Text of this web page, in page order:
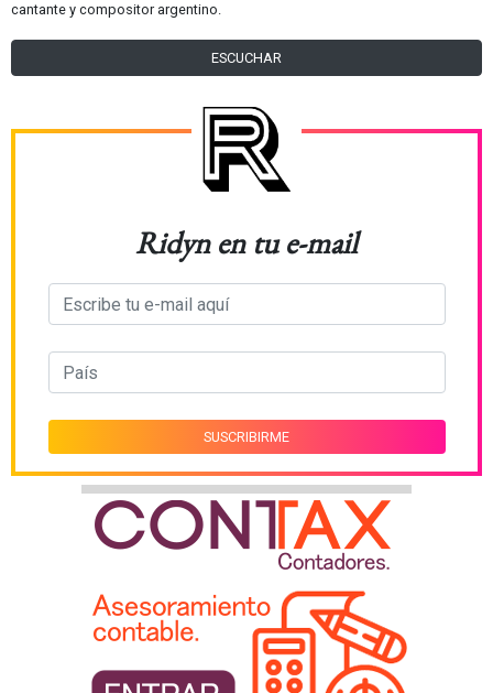
cantante y compositor argentino.
ESCUCHAR
Ridyn en tu e-mail